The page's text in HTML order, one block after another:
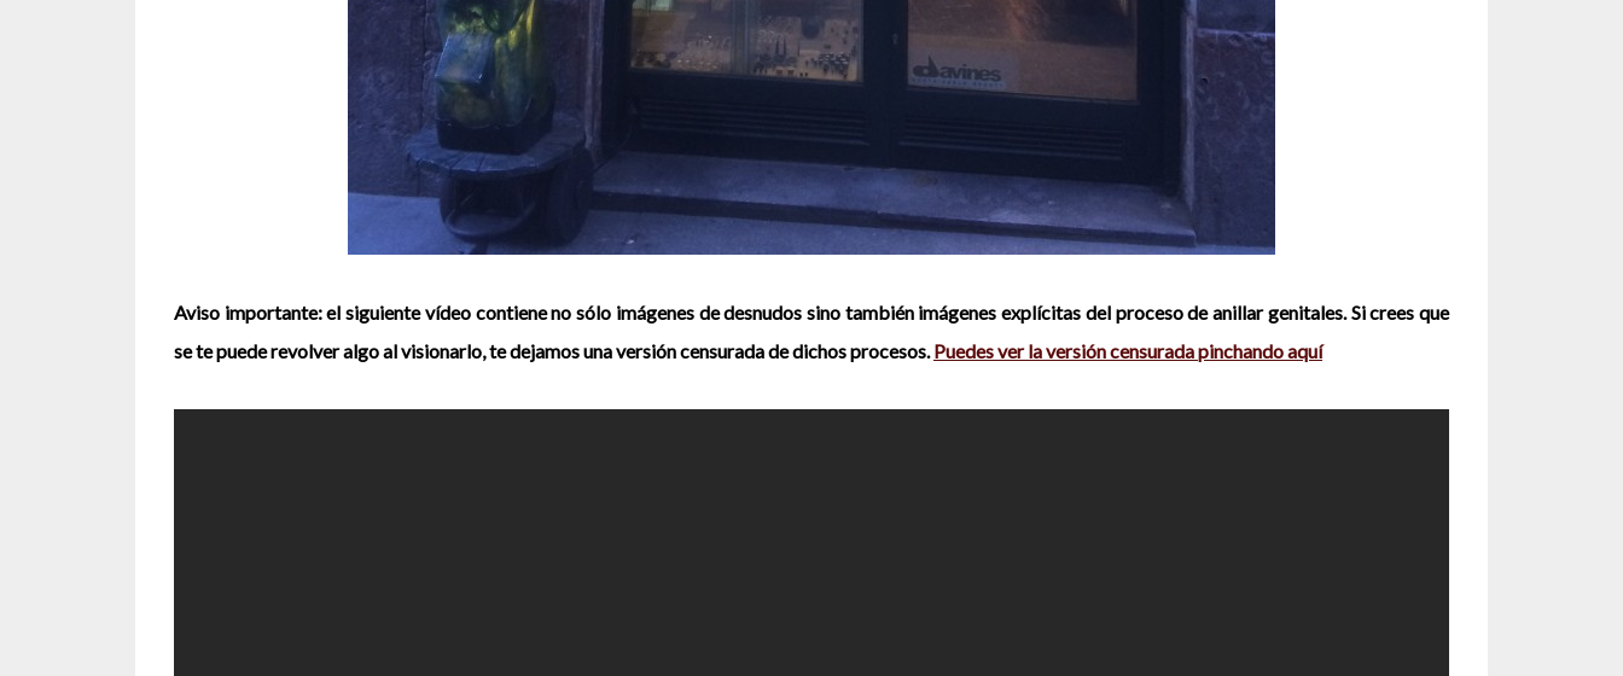
Aviso importante: el siguiente vídeo contiene no sólo imágenes de desnudos sino también imágenes explícitas del proceso de anillar genitales. Si crees que
se te puede revolver algo al visionarlo, te dejamos una versión censurada de dichos procesos. Puedes ver la versión censurada pinchando aquí